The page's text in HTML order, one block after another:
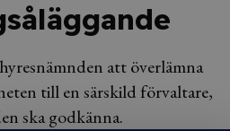
att överlämna
till en särskild förvaltare,
ska godkänna.